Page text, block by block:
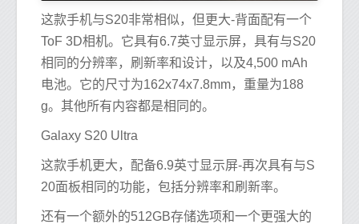
这款手机与S20非常相似，但更大-背面配有一个
ToF 3D相机。它具有6.7英寸显示屏，具有与S20
相同的分辨率，刷新率和设计，以及4,500 mAh
电池。它的尺寸为162x74x7.8mm，重量为188
g。其他所有内容都是相同的。
Galaxy S20 Ultra
这款手机更大，配备6.9英寸显示屏-再次具有与S
20面板相同的功能，包括分辨率和刷新率。
还有一个额外的512GB存储选项和一个更强大的